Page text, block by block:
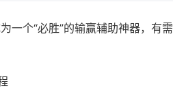
一个“必胜”的输赢辅助神器，有需